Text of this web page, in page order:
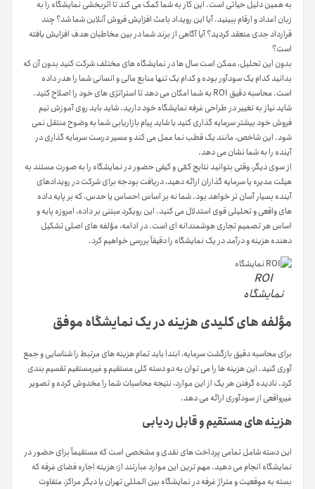
به همین دلیل حیاتی است. این کار به شما کمک می کند تا اثربخشی نمایشگاه را به
زبان اعداد و ارقام ببینید. آیا این رویداد باعث افزایش فروش آنلاین شما شد؟ چند
قرارداد جدی منعقد کردید؟ آیا آگاهی از برند شما در بین مخاطبان هدف افزایش یافته
است؟
بدون این تحلیل، ممکن است سال ها در نمایشگاه های مختلف شرکت کنید بدون آن که
بدانید کدام یک سودآور بوده و کدام یک تنها منابع مالی و انسانی شما را هدر داده
است. محاسبه دقیق ROI به شما امکان می دهد تا استراتژی های خود را اصلاح کنید.
شاید نیاز به تغییر در طراحی غرفه نمایشگاه خود دارید. شاید باید روی آموزش تیم
فروش خود بیشتر سرمایه گذاری کنید یا شاید پیام بازاریابی شما به وضوح منتقل نمی
شود. این شاخص، مانند یک قطب نما عمل می کند و مسیر درست سرمایه گذاری در
آینده را به شما نشان می دهد.
از سوی دیگر، وقتی بتوانید نتایج کمّی و کیفی حضور در نمایشگاه را به صورت مستند به
هیئت مدیره یا سرمایه گذاران ارائه دهید، دریافت بودجه برای شرکت در رویدادهای
آینده بسیار آسان تر خواهد بود. شما نه بر اساس احساس یا حدس، که بر پایه داده
های واقعی و تحلیلی قوی استدلال می کنید. این رویکرد مبتنی بر داده، امروزه پایه و
اساس هر تصمیم تجاری هوشمندانه ای است. در ادامه، مؤلفه های اصلی تشکیل
دهنده هزینه و درآمد در یک نمایشگاه را دقیقاً بررسی خواهیم کرد.
ROI
نمایشگاه
مؤلفه های کلیدی هزینه در یک نمایشگاه موفق
برای محاسبه دقیق بازگشت سرمایه، ابتدا باید تمام هزینه های مرتبط را شناسایی و جمع
آوری کنید. این هزینه ها را می توان به دو دسته کلی مستقیم و غیرمستقیم تقسیم بندی
کرد. نادیده گرفتن هر یک از این موارد، نتیجه محاسبات شما را مخدوش کرده و تصویر
غیرواقعی از سودآوری ارائه می دهد.
هزینه های مستقیم و قابل ردیابی
این دسته شامل تمامی پرداخت های نقدی و مشخصی است که مستقیماً برای حضور در
نمایشگاه انجام می دهید. مهم ترین این موارد عبارتند از: هزینه اجاره فضای غرفه که
بسته به موقعیت و متراژ غرفه در نمایشگاه بین المللی تهران یا دیگر مراکز، متفاوت